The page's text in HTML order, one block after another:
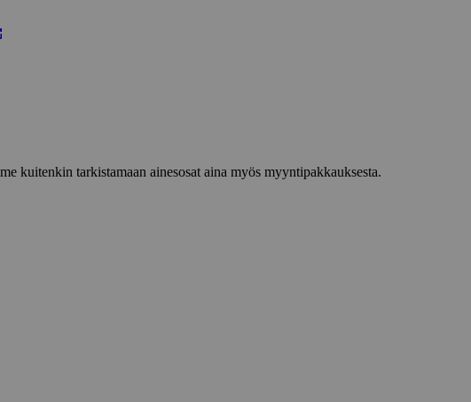
kuitenkin tarkistamaan ainesosat aina myös myyntipakkauksesta.